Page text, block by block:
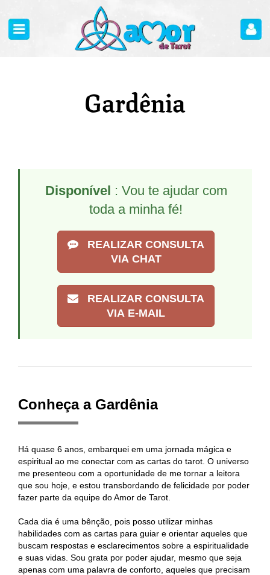
Gardênia
Disponível : Vou te ajudar com
toda a minha fé!
REALIZAR CONSULTA
VIA CHAT
REALIZAR CONSULTA
VIA E-MAIL
Conheça a Gardênia
Há quase 6 anos, embarquei em uma jornada mágica e
espiritual ao me conectar com as cartas do tarot. O universo
me presenteou com a oportunidade de me tornar a leitora
que sou hoje, e estou transbordando de felicidade por poder
fazer parte da equipe do Amor de Tarot.
Cada dia é uma bênção, pois posso utilizar minhas
habilidades com as cartas para guiar e orientar aqueles que
buscam respostas e esclarecimentos sobre a espiritualidade
e suas vidas. Sou grata por poder ajudar, mesmo que seja
apenas com uma palavra de conforto, aqueles que precisam